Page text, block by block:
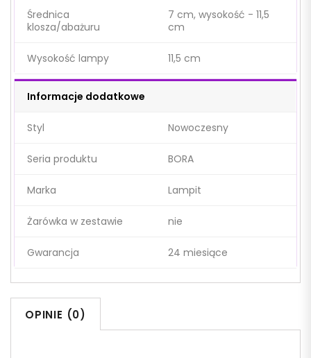
Średnica
klosza/abażuru
7 cm, wysokość - 11,5
cm
Wysokość lampy 11,5 cm
Informacje dodatkowe
Styl Nowoczesny
Seria produktu BORA
Marka Lampit
Żarówka w zestawie nie
Gwarancja 24 miesiące
OPINIE (0)